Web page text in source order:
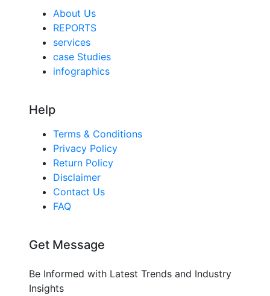
About Us
REPORTS
services
case Studies
infographics
Help
Terms & Conditions
Privacy Policy
Return Policy
Disclaimer
Contact Us
FAQ
Get Message
Be Informed with Latest Trends and Industry
Insights